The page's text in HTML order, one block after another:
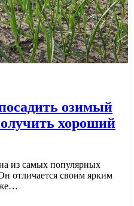
озимый
хороший
из самых популярных
отличается своим ярким